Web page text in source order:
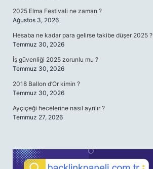
2025 Elma Festivali ne zaman ?
Ağustos 3, 2026
Hesaba ne kadar para gelirse takibe düşer 2025 ?
Temmuz 30, 2026
İş güvenliği 2025 zorunlu mu ?
Temmuz 30, 2026
2018 Ballon d’Or kimin ?
Temmuz 30, 2026
Ayçiçeği hecelerine nasıl ayrılır ?
Temmuz 27, 2026